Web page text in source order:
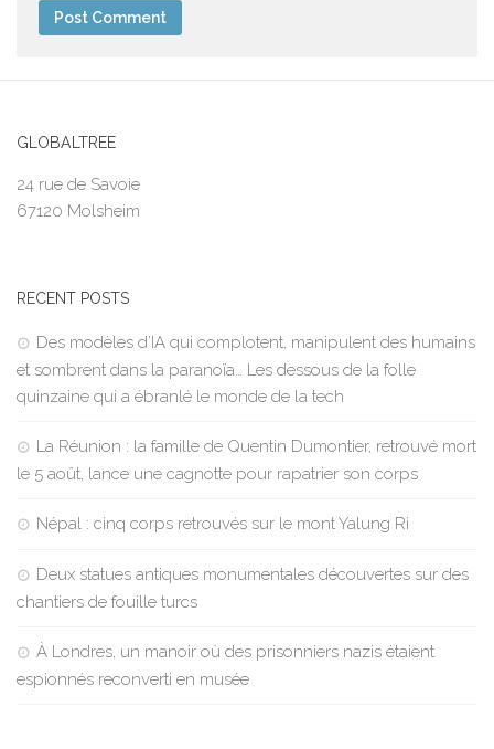
GLOBALTREE
24 rue de Savoie
67120 Molsheim
RECENT POSTS
Des modèles d’IA qui complotent, manipulent des humains
et sombrent dans la paranoïa… Les dessous de la folle
quinzaine qui a ébranlé le monde de la tech
La Réunion : la famille de Quentin Dumontier, retrouvé mort
le 5 août, lance une cagnotte pour rapatrier son corps
Népal : cinq corps retrouvés sur le mont Yalung Ri
Deux statues antiques monumentales découvertes sur des
chantiers de fouille turcs
À Londres, un manoir où des prisonniers nazis étaient
espionnés reconverti en musée